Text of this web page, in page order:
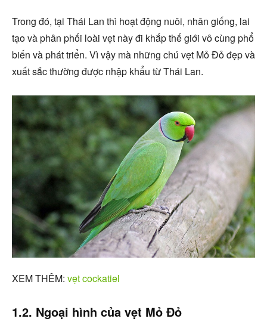
Trong đó, tại Thái Lan thì hoạt động nuôi, nhân giống, lai
tạo và phân phối loài vẹt này đi khắp thế giới vô cùng phổ
biến và phát triển. Vì vậy mà những chú vẹt Mỏ Đỏ đẹp và
xuất sắc thường được nhập khẩu từ Thái Lan.
XEM THÊM: vẹt cockatiel
1.2. Ngoại hình của vẹt Mỏ Đỏ